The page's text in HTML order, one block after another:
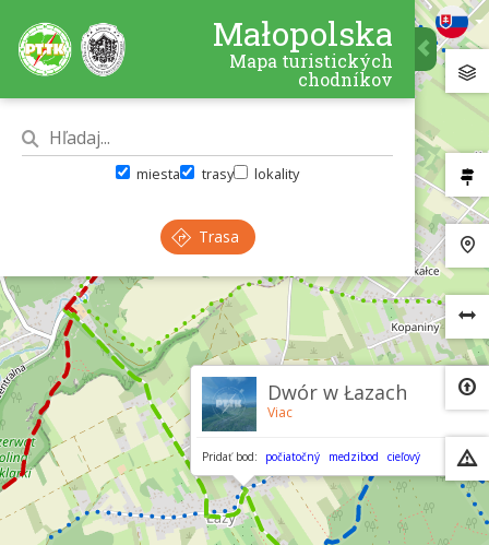
Dwór w Łazach
Viac
Pridať bod: počiatočný medzibod cieľový
Małopolska
Mapa turistických
chodníkov
miesta trasy lokality
Trasa